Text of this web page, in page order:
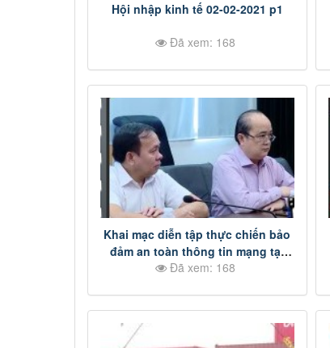
Hội nhập kinh tế 02-02-2021 p1
Đã xem: 168
Khai mạc diễn tập thực chiến bảo
đảm an toàn thông tin mạng tại
Đồng Nai
Đã xem: 168